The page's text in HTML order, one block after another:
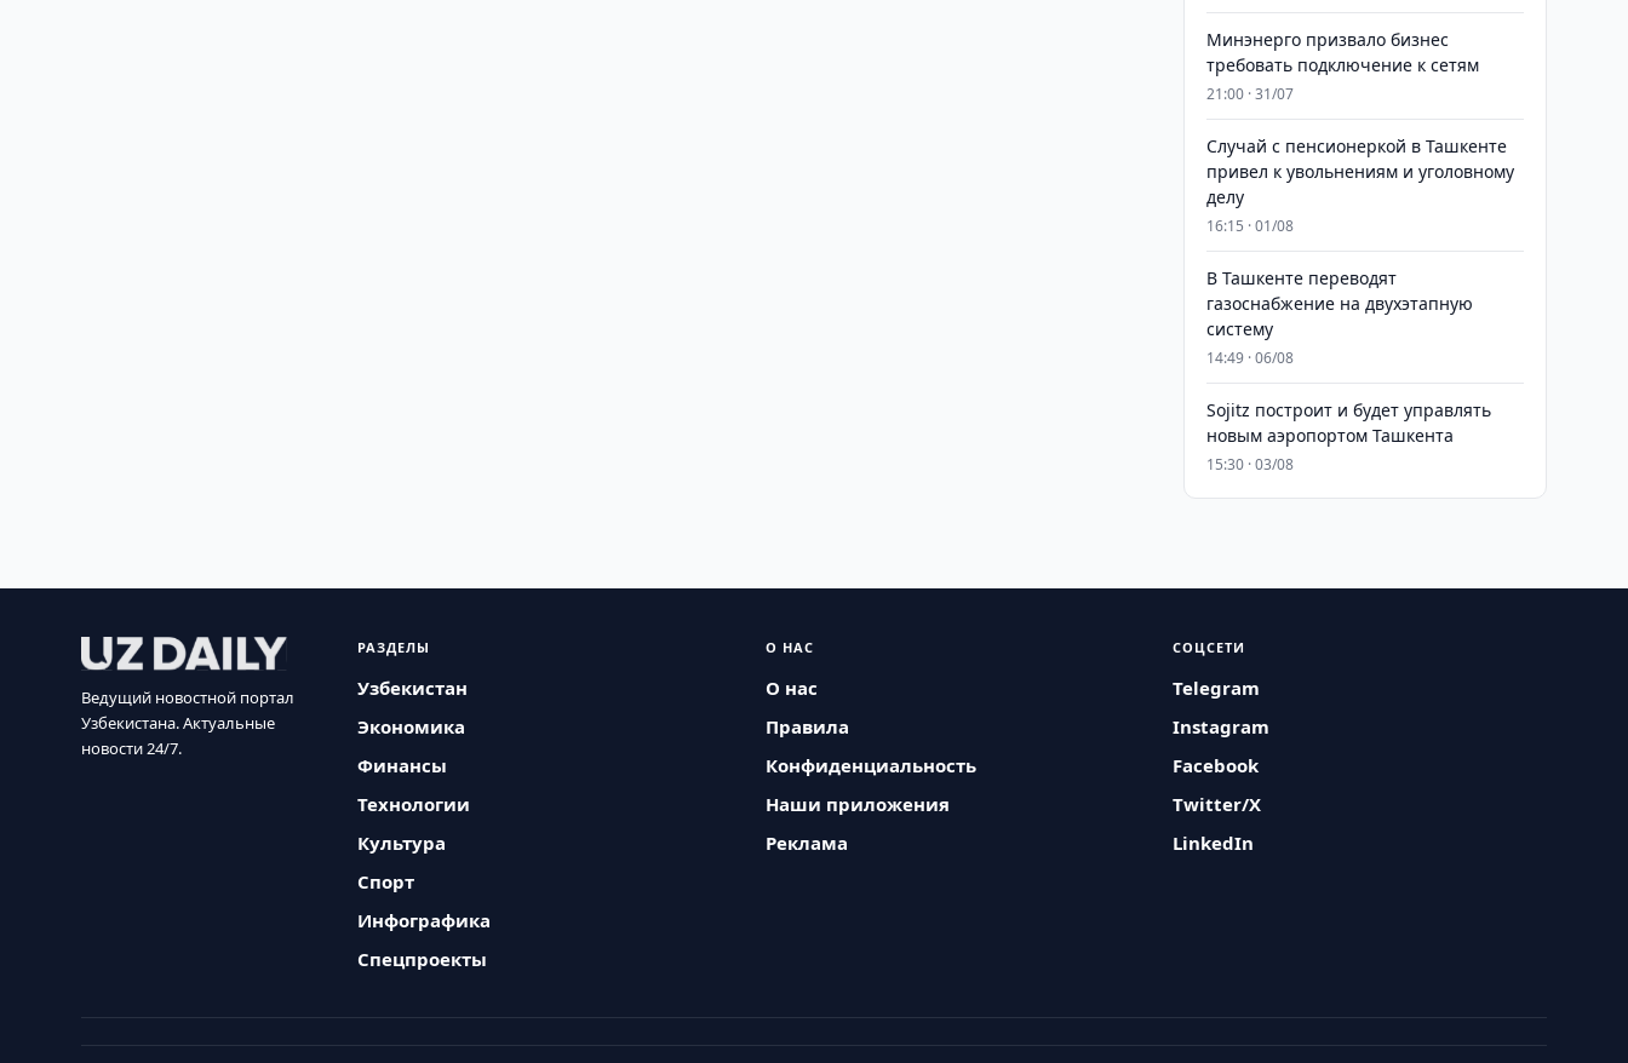
Минэнерго призвало бизнес
требовать подключение к сетям
21:00 · 31/07
Случай с пенсионеркой в Ташкенте
привел к увольнениям и уголовному
делу
16:15 · 01/08
В Ташкенте переводят
газоснабжение на двухэтапную
систему
14:49 · 06/08
Sojitz построит и будет управлять
новым аэропортом Ташкента
15:30 · 03/08
Ведущий новостной портал
Узбекистана. Актуальные
новости 24/7.
РАЗДЕЛЫ
Узбекистан
Экономика
Финансы
Технологии
Культура
Спорт
Инфографика
Спецпроекты
О НАС
О нас
Правила
Конфиденциальность
Наши приложения
Реклама
СОЦСЕТИ
Telegram
Instagram
Facebook
Twitter/X
LinkedIn